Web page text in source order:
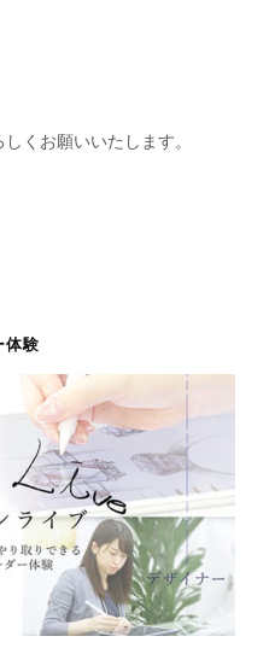
くお願いいたします。
験